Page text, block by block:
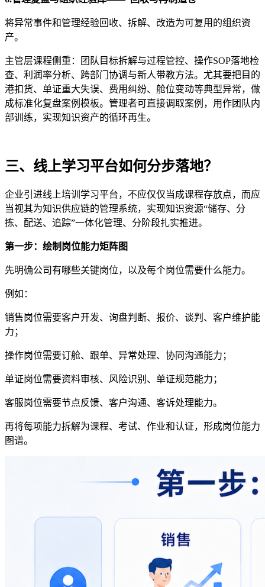
将异常事件和管理经验回收、拆解、改造为可复用的组织资
产。
主管层课程侧重：团队目标拆解与过程管控、操作SOP落地检
查、利润率分析、跨部门协调与新人带教方法。尤其要把目的
港扣货、单证重大失误、费用纠纷、舱位变动等典型异常，做
成标准化复盘案例模板。管理者可直接调取案例，用作团队内
部训练，实现知识资产的循环再生。
三、线上学习平台如何分步落地？
企业引进线上培训学习平台，不应仅仅当成课程存放点，而应
当视其为知识供应链的管理系统，实现知识资源“储存、分
拣、配送、追踪”一体化管理、分阶段扎实推进。
第一步：绘制岗位能力矩阵图
先明确公司有哪些关键岗位，以及每个岗位需要什么能力。
例如：
销售岗位需要客户开发、询盘判断、报价、谈判、客户维护能
力；
操作岗位需要订舱、跟单、异常处理、协同沟通能力；
单证岗位需要资料审核、风险识别、单证规范能力；
客服岗位需要节点反馈、客户沟通、客诉处理能力。
再将每项能力拆解为课程、考试、作业和认证，形成岗位能力
图谱。